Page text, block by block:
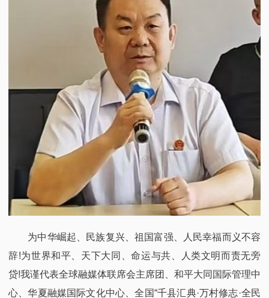
为中华崛起、民族复兴、祖国富强、人民幸福而义不容
辞!为世界和平、天下大同、命运与共、人类文明而责无旁
贷!我谨代表全球融媒体联席会主席团、和平大同国际管理中
心、华夏融媒国际文化中心、全国“千县汇典·万村修志·全民